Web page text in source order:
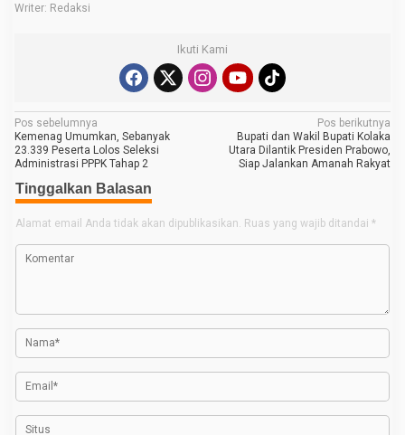
Writer: Redaksi
Ikuti Kami
N
a
v
i
g
a
p
o
s
Pos sebelumnya
Kemenag Umumkan, Sebanyak
23.339 Peserta Lolos Seleksi
Administrasi PPPK Tahap 2
Pos berikutnya
Bupati dan Wakil Bupati Kolaka
Utara Dilantik Presiden Prabowo,
Siap Jalankan Amanah Rakyat
Tinggalkan Balasan
Alamat email Anda tidak akan dipublikasikan. Ruas yang wajib ditandai *